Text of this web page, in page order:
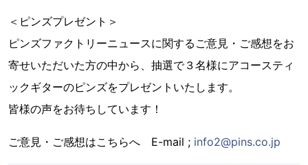
＜ピンズプレゼント＞
ピンズファクトリーニュースに関するご意見・ご感想をお
寄せいただいた方の中から、抽選で３名様にアコースティ
ックギターのピンズをプレゼントいたします。
皆様の声をお待ちしています！
ご意見・ご感想はこちらへ E-mail ; info2@pins.co.jp